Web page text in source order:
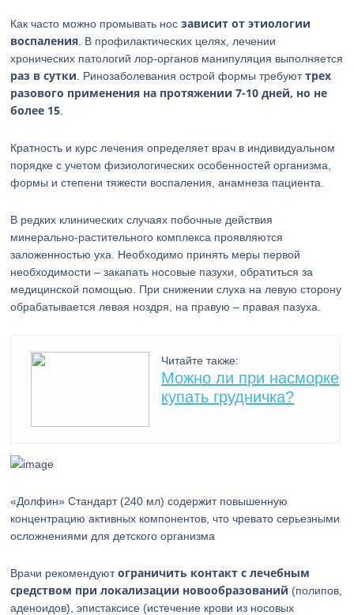
Как часто можно промывать носзависит от этиологии
воспаления . В профилактических целях, лечении
хронических патологий лор-органов манипуляция выполняется
раз в сутки . Ринозаболевания острой формы требуюттрех
разового применения на протяжении 7-10 дней, но не
более 15
Кратность и курс лечения определяет врач в индивидуальном
порядке с учетом физиологических особенностей организма,
формы и степени тяжести воспаления, анамнеза пациента.
В редких клинических случаях побочные действия
минерально-растительного комплекса проявляются
заложенностью уха. Необходимо принять меры первой
необходимости – закапать носовые пазухи, обратиться за
медицинской помощью. При снижении слуха на левую сторону
обрабатывается левая ноздря, на правую – правая пазуха.
Читайте также:
Можно ли при насморке
купать грудничка?
«Долфин» Стандарт (240 мл) содержит повышенную
концентрацию активных компонентов, что чревато серьезными
осложнениями для детского организма
Врачи рекомендуютограничить контакт с лечебным
средством при локализации новообразований (полипов,
аденоидов), эпистаксисе (истечение крови из носовых